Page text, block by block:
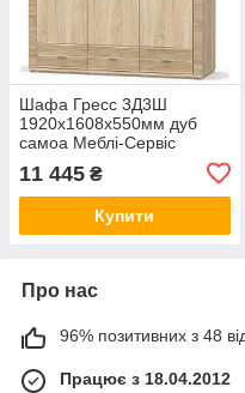
Шафа Гресс 3Д3Ш
1920х1608х550мм дуб
самоа Меблі-Сервіс
11 445 ₴
Купити
Про нас
96% позитивних з 48
Працює з 18.04.2012